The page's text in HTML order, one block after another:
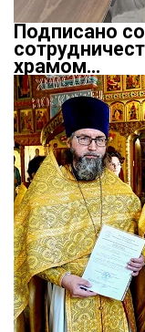
Подписано
храмом…